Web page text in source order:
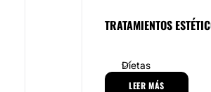
TRATAMIENTOS
Dietas
LEER MÁS